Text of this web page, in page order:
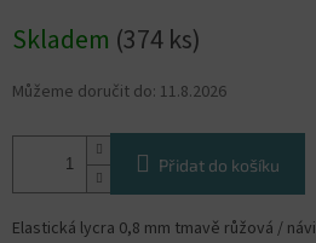
cena:
Skladem (374 ks)
Můžeme doručit do: 11.8.2026
Přidat do košíku
Elastická lycra 0,8 mm tmavě růžová /